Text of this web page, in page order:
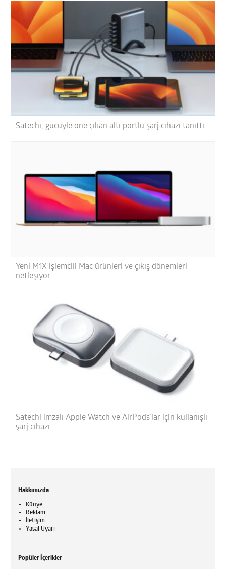
Satechi, gücüyle öne çıkan altı portlu şarj cihazı tanıttı
Yeni M1X işlemcili Mac ürünleri ve çıkış dönemleri
netleşiyor
Satechi imzalı Apple Watch ve AirPods’lar için kullanışlı
şarj cihazı
Hakkımızda
Künye
Reklam
İletişim
Yasal Uyarı
Popüler İçerikler